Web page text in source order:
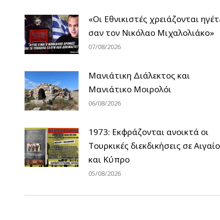
«Οι Εθνικιστές χρειάζονται
σαν τον Νικόλαο Μιχαλολιάκο»
07/08/2026
Μανιάτικη Διάλεκτος και
Μανιάτικο Μοιρολόι
06/08/2026
1973: Εκφράζονται ανοικτά οι
Tουρκικές διεκδικήσεις σε Αιγαίο
και Κύπρο
05/08/2026